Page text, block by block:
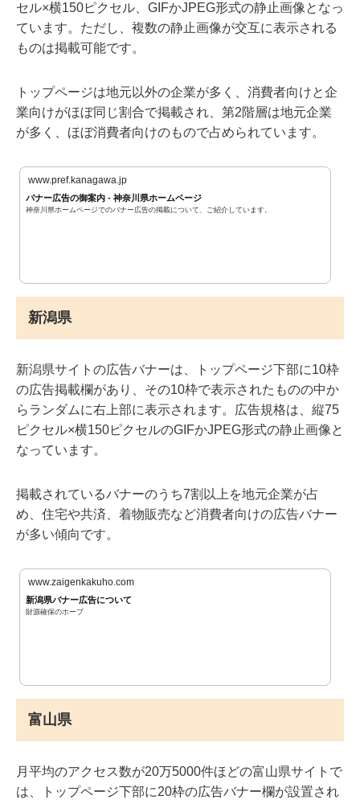
セル×横150ピクセル、GIFかJPEG形式の静止画像となっ
ています。ただし、複数の静止画像が交互に表示される
ものは掲載可能です。
トップページは地元以外の企業が多く、消費者向けと企
業向けがほぼ同じ割合で掲載され、第2階層は地元企業
が多く、ほぼ消費者向けのもので占められています。
www.pref.kanagawa.jp
バナー広告の御案内 - 神奈川県ホームページ
神奈川県ホームページでのバナー広告の掲載について、ご紹介しています。
新潟県
新潟県サイトの広告バナーは、トップページ下部に10枠
の広告掲載欄があり、その10枠で表示されたものの中か
らランダムに右上部に表示されます。広告規格は、縦75
ピクセル×横150ピクセルのGIFかJPEG形式の静止画像と
なっています。
掲載されているバナーのうち7割以上を地元企業が占
め、住宅や共済、着物販売など消費者向けの広告バナー
が多い傾向です。
www.zaigenkakuho.com
新潟県バナー広告について
財源確保のホープ
富山県
月平均のアクセス数が20万5000件ほどの富山県サイトで
は、トップページ下部に20枠の広告バナー欄が設置され